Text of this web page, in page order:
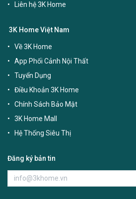
Liên hệ 3K Home
3K Home Việt Nam
Về 3K Home
App Phối Cảnh Nội Thất
Tuyển Dụng
Điều Khoản 3K Home
Chính Sách Bảo Mật
3K Home Mall
Hệ Thống Siêu Thị
Đăng ký bản tin